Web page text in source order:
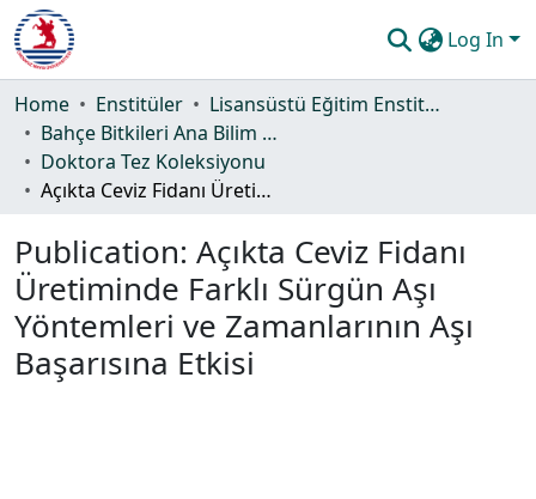
Log In
Communities & Collections
All of DSpace
Statistics
Guide
Home Enstitüler
Lisansüstü Eğitim Enstitüsü
Bahçe Bitkileri Ana Bilim Dalı
Doktora Tez Koleksiyonu
Açıkta Ceviz Fidanı Üretiminde Farklı Sürgün Aşı Yöntemleri ve Zamanlarının Aşı Başarısına Etkisi
Publication: Açıkta Ceviz Fidanı
Üretiminde Farklı Sürgün Aşı
Yöntemleri ve Zamanlarının Aşı
Başarısına Etkisi